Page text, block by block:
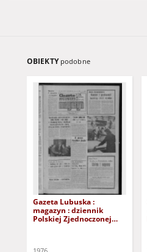
OBIEKTY podobne
Gazeta Lubuska :
magazyn : dziennik
Polskiej Zjednoczonej